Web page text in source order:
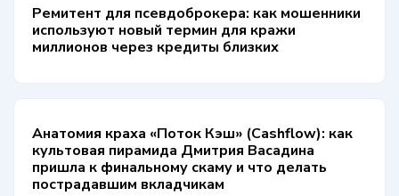
Ремитент для псевдоброкера: как мошенники
используют новый термин для кражи
миллионов через кредиты близких
Анатомия краха «Поток Кэш» (Cashflow): как
культовая пирамида Дмитрия Васадина
пришла к финальному скаму и что делать
пострадавшим вкладчикам